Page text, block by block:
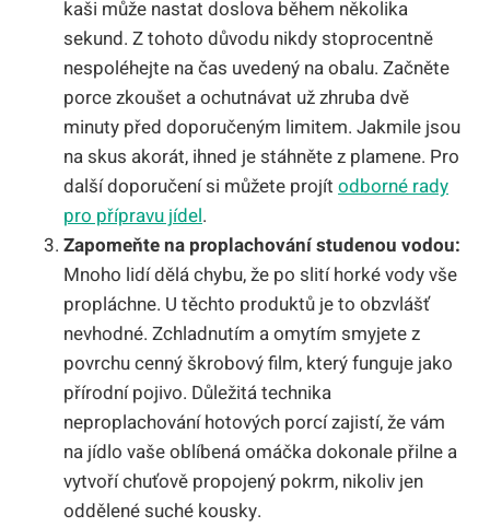
kaši může nastat doslova během několika
sekund. Z tohoto důvodu nikdy stoprocentně
nespoléhejte na čas uvedený na obalu. Začněte
porce zkoušet a ochutnávat už zhruba dvě
minuty před doporučeným limitem. Jakmile jsou
na skus akorát, ihned je stáhněte z plamene. Pro
další doporučení si můžete projít odborné rady
pro přípravu jídel.
Zapomeňte na proplachování studenou vodou:
Mnoho lidí dělá chybu, že po slití horké vody vše
propláchne. U těchto produktů je to obzvlášť
nevhodné. Zchladnutím a omytím smyjete z
povrchu cenný škrobový film, který funguje jako
přírodní pojivo. Důležitá technika
neproplachování hotových porcí zajistí, že vám
na jídlo vaše oblíbená omáčka dokonale přilne a
vytvoří chuťově propojený pokrm, nikoliv jen
oddělené suché kousky.